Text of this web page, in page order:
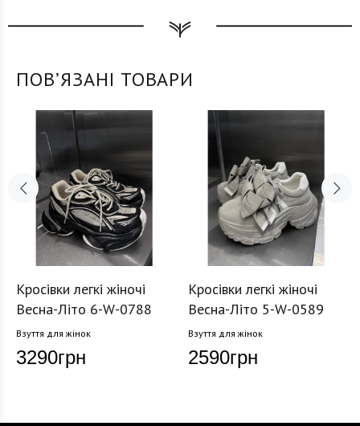
ПОВʼЯЗАНІ ТОВАРИ
Кросівки легкі жіночі
Весна-Літо 6-W-0788
Взуття для жінок
3290грн
Кросівки легкі жіночі
Весна-Літо 5-W-0589
Взуття для жінок
2590грн